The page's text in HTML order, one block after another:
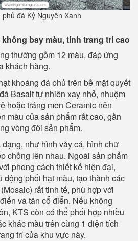
phủ đá Kỷ Nguyên Xanh
không bay màu, tính trang trí cao
thường gồm 12 màu, đáp ứng
khách hàng.
khoáng đá phủ trên bề mặt quyết
Basalt tự nhiên xay nhỏ, nhuộm
hoặc tráng men Ceramic nên
màu của sản phẩm rất cao, gần
vòng đời sản phẩm.
như hình vảy cá, hình chữ
chồng lên nhau. Ngoài sản phẩm
phong cách thiết kế hiện đại,
động phối hạt màu, tạo thành các
rất tinh tế, phù hợp với
và tân cổ điển. Nếu không
KTS còn có thể phối hợp nhiều
khác màu trên cùng 1 diện tích
trí của khu vực này.